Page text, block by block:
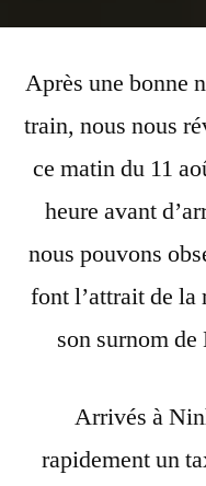
à
:
Après une bonne
train, nous nous
ce matin du 11
heure avant
nous pouvons
font l’attrait de
son surnom
Arrivés à
rapidement un